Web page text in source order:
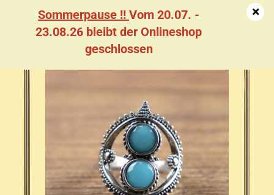
Sommerpause !! Vom 20.07. -
23.08.26 bleibt der Onlineshop
geschlossen
Da­men­ring, Dop­pel­stein in Blau, Sil­ber­far­ben